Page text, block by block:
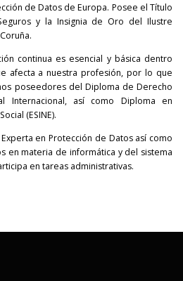
de Datos de Europa. Posee el Título
y la Insignia de Oro del Ilustre
continua es esencial y básica dentro
afecta a nuestra profesión, por lo que
poseedores del Diploma de Derecho
Internacional, así como Diploma en
(ESINE).
en Protección de Datos así como
en materia de informática y del sistema
en tareas administrativas.